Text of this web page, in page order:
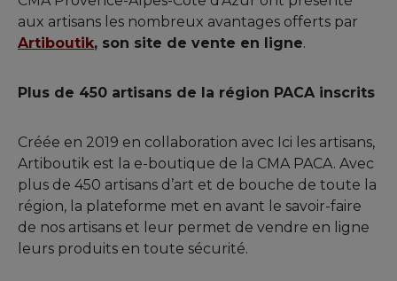
aux artisans les nombreux avantages offerts par
Artiboutik, son site de vente en ligne.
Plus de 450 artisans de la région PACA inscrits
Créée en 2019 en collaboration avec Ici les artisans,
Artiboutik est la e-boutique de la CMA PACA. Avec
plus de 450 artisans d’art et de bouche de toute la
région, la plateforme met en avant le savoir-faire
de nos artisans et leur permet de vendre en ligne
leurs produits en toute sécurité.